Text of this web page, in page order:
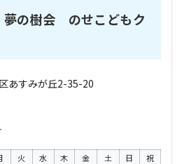
の樹会 のせこどもク
あすみが丘2-35-20
火 水 木 金 土 日 祝